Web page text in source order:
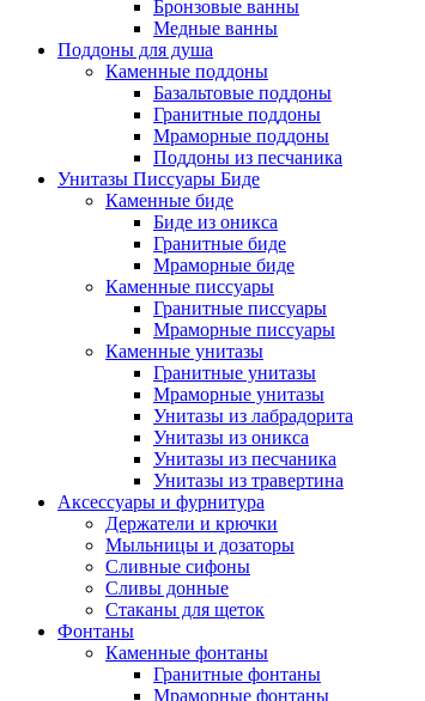
Бронзовые ванны
Медные ванны
Поддоны для душа
Каменные поддоны
Базальтовые поддоны
Гранитные поддоны
Мраморные поддоны
Поддоны из песчаника
Унитазы Писсуары Биде
Каменные биде
Биде из оникса
Гранитные биде
Мраморные биде
Каменные писсуары
Гранитные писсуары
Мраморные писсуары
Каменные унитазы
Гранитные унитазы
Мраморные унитазы
Унитазы из лабрадорита
Унитазы из оникса
Унитазы из песчаника
Унитазы из травертина
Аксессуары и фурнитура
Держатели и крючки
Мыльницы и дозаторы
Сливные сифоны
Сливы донные
Стаканы для щеток
Фонтаны
Каменные фонтаны
Гранитные фонтаны
Мраморные фонтаны